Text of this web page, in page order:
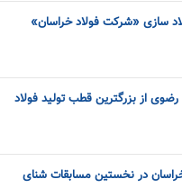
سازی «شرکت فولاد خراسان»
رضوی از بزرگترین قطب تولید فولاد
خراسان در نخستین مسابقات شنای